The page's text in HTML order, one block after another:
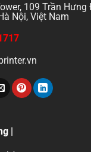
109 Trần
Nội, Việt Nam
|